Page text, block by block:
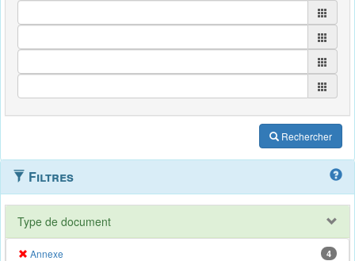
Rechercher
Filtres
Type de document
Annexe 4